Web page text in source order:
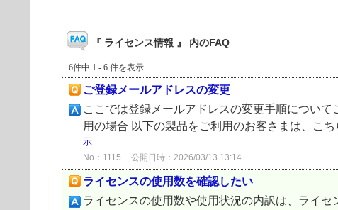
『 ライセンス情報 』 内のFAQ
6件中 1 - 6 件を表示
ご登録メールアドレスの変更
ここでは登録メールアドレスの変更手順につい
用の場合 以下の製品をご利用のお客さまは、こ
示
No：1115 公開日時：2026/03/13 13:14
ライセンスの使用数を確認したい
ライセンスの使用数や使用状況の内訳は、ライ